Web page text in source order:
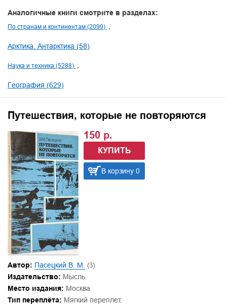
Аналогичные книги смотрите в разделах:
По странам и континентам (2099)
Арктика. Антарктика (58)
Наука и техника (5288)
География (629)
Путешествия, которые не повторяются
150 р.
КУПИТЬ
В корзину 0
Автор: Пасецкий В. М. (3)
Издательство: Мысль.
Место издания: Москва
Тип переплёта: Мягкий переплет.